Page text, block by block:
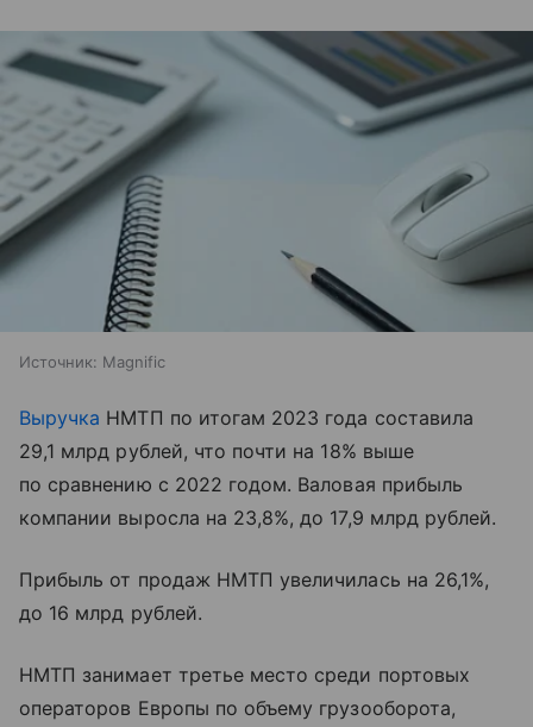
Источник: Magnific
Выручка НМТП по итогам 2023 года составила
29,1 млрд рублей, что почти на 18% выше
по сравнению с 2022 годом. Валовая прибыль
компании выросла на 23,8%, до 17,9 млрд рублей.
Прибыль от продаж НМТП увеличилась на 26,1%,
до 16 млрд рублей.
НМТП занимает третье место среди портовых
операторов Европы по объему грузооборота,